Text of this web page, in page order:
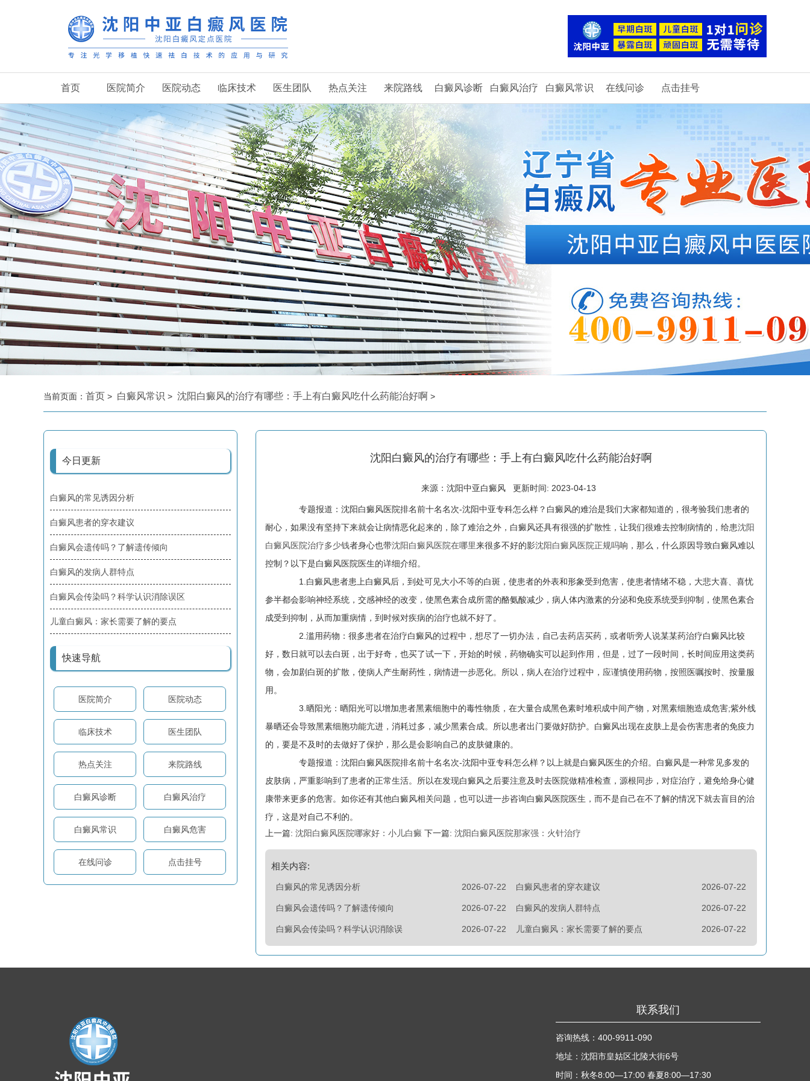
首页 医院简介 医院动态 临床技术 医生团队 热点关注 来院路线 白癜风诊断 白癜风治疗 白癜风常识 在线问诊 点击挂号
当前页面： 首页 > 白癜风常识 > 沈阳白癜风的治疗有哪些：手上有白癜风吃什么药能治好啊 >
今日更新
白癜风的常见诱因分析
白癜风患者的穿衣建议
白癜风会遗传吗？了解遗传倾向
白癜风的发病人群特点
白癜风会传染吗？科学认识消除误区
儿童白癜风：家长需要了解的要点
快速导航
医院简介 医院动态
临床技术 医生团队
热点关注 来院路线
白癜风诊断 白癜风治疗
白癜风常识 白癜风危害
在线问诊 点击挂号
沈阳白癜风的治疗有哪些：手上有白癜风吃什么药能治好啊
来源：沈阳中亚白癜风 更新时间: 2023-04-13
专题报道：沈阳白癜风医院排名前十名名次-沈阳中亚专科怎么样？白癜风的难治是我们大家都知道的，很考验我们患者的
耐心，如果没有坚持下来就会让病情恶化起来的，除了难治之外，白癜风还具有很强的扩散性，让我们很难去控制病情的，给患沈阳
白癜风医院治疗多少钱者身心也带沈阳白癜风医院在哪里来很多不好的影沈阳白癜风医院正规吗响，那么，什么原因导致白癜风难以
控制？以下是白癜风医院医生的详细介绍。
1.白癜风患者患上白癜风后，到处可见大小不等的白斑，使患者的外表和形象受到危害，使患者情绪不稳，大悲大喜、喜忧
参半都会影响神经系统，交感神经的改变，使黑色素合成所需的酪氨酸减少，病人体内激素的分泌和免疫系统受到抑制，使黑色素合
成受到抑制，从而加重病情，到时候对疾病的治疗也就不好了。
2.滥用药物：很多患者在治疗白癜风的过程中，想尽了一切办法，自己去药店买药，或者听旁人说某某药治疗白癜风比较
好，数日就可以去白斑，出于好奇，也买了试一下，开始的时候，药物确实可以起到作用，但是，过了一段时间，长时间应用这类药
物，会加剧白斑的扩散，使病人产生耐药性，病情进一步恶化。所以，病人在治疗过程中，应谨慎使用药物，按照医嘱按时、按量服
用。
3.晒阳光：晒阳光可以增加患者黑素细胞中的毒性物质，在大量合成黑色素时堆积成中间产物，对黑素细胞造成危害;紫外线
暴晒还会导致黑素细胞功能亢进，消耗过多，减少黑素合成。所以患者出门要做好防护。白癜风出现在皮肤上是会伤害患者的免疫力
的，要是不及时的去做好了保护，那么是会影响自己的皮肤健康的。
专题报道：沈阳白癜风医院排名前十名名次-沈阳中亚专科怎么样？以上就是白癜风医生的介绍。白癜风是一种常见多发的
皮肤病，严重影响到了患者的正常生活。所以在发现白癜风之后要注意及时去医院做精准检查，源根同步，对症治疗，避免给身心健
康带来更多的危害。如你还有其他白癜风相关问题，也可以进一步咨询白癜风医院医生，而不是自己在不了解的情况下就去盲目的治
疗，这是对自己不利的。
上一篇: 沈阳白癜风医院哪家好：小儿白癜 下一篇: 沈阳白癜风医院那家强：火针治疗
相关内容:
2026-07-22
白癜风的常见诱因分析 2026-07-22
白癜风患者的穿衣建议
2026-07-22
白癜风会遗传吗？了解遗传倾向 2026-07-22
白癜风的发病人群特点
2026-07-22
白癜风会传染吗？科学认识消除误 2026-07-22
儿童白癜风：家长需要了解的要点
联系我们
咨询热线： 400-9911-090
地址：沈阳市皇姑区北陵大街6号
时间：秋冬8:00—17:00 春夏8:00—17:30